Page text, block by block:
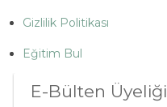
Gizlilik Politikası
Eğitim Bul
E-Bülten Üyeliği